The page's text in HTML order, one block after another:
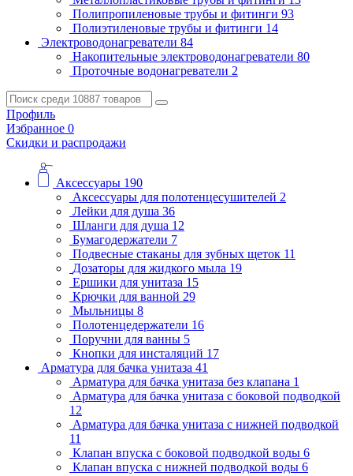
Полипропиленовые трубы и фитинги 93
Полиэтиленовые трубы и фитинги 14
Электроводонагреватели 84
Накопительные электроводонагреватели 80
Проточные водонагреватели 2
Профиль
Избранное 0
Скидки и распродажи
Аксессуары 190
Аксессуары для полотенцесушителей 2
Лейки для душа 36
Шланги для душа 12
Бумагодержатели 7
Подвесные стаканы для зубных щеток 11
Дозаторы для жидкого мыла 19
Ершики для унитаза 15
Крючки для ванной 29
Мыльницы 8
Полотенцедержатели 16
Поручни для ванны 5
Кнопки для инсталяций 17
Арматура для бачка унитаза 41
Арматура для бачка унитаза без клапана 1
Арматура для бачка унитаза с боковой подводкой
12
Арматура для бачка унитаза с нижней подводкой
11
Клапан впуска с боковой подводкой воды 6
Клапан впуска с нижней подводкой воды 6